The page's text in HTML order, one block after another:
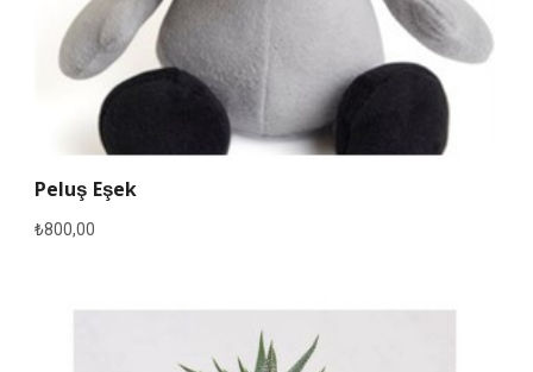
Peluş Eşek
₺800,00